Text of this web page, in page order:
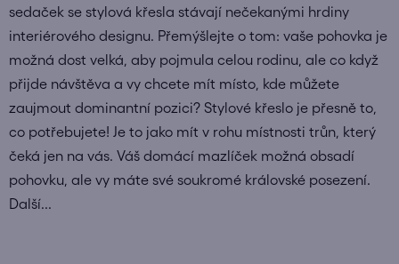
sedaček se stylová křesla stávají nečekanými hrdiny
interiérového designu. Přemýšlejte o tom: vaše pohovka je
možná dost velká, aby pojmula celou rodinu, ale co když
přijde návštěva a vy chcete mít místo, kde můžete
zaujmout dominantní pozici? Stylové křeslo je přesně to,
co potřebujete! Je to jako mít v rohu místnosti trůn, který
čeká jen na vás. Váš domácí mazlíček možná obsadí
pohovku, ale vy máte své soukromé královské posezení.
Další...